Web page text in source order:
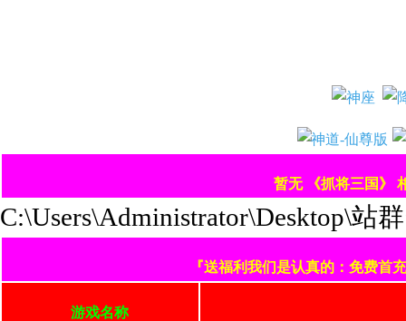
暂无 《抓将三国》
C:\Users\Administrator\Desktop\站
『送福利我们是认真的：免费首
游戏名称